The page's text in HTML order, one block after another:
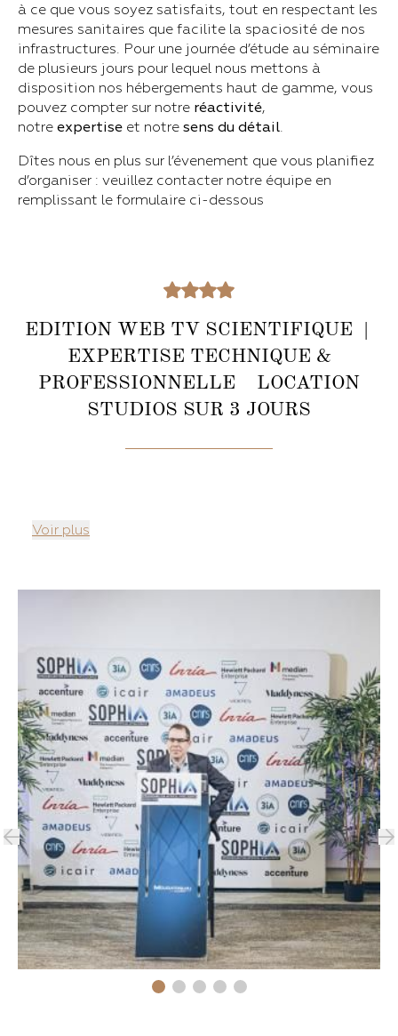
à ce que vous soyez satisfaits, tout en respectant les
mesures sanitaires que facilite la spaciosité de nos
infrastructures. Pour une journée d’étude au séminaire
de plusieurs jours pour lequel nous mettons à
disposition nos hébergements haut de gamme, vous
pouvez compter sur notre réactivité,
notre expertise et notre sens du détail.
Dîtes nous en plus sur l’évenement que vous planifiez
d’organiser : veuillez contacter notre équipe en
remplissant le formulaire ci-dessous
EDITION WEB TV SCIENTIFIQUE |
EXPERTISE TECHNIQUE &
PROFESSIONNELLE LOCATION
STUDIOS SUR 3 JOURS
Voir plus